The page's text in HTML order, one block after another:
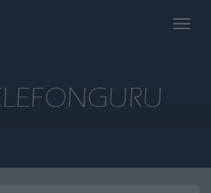
Toggle